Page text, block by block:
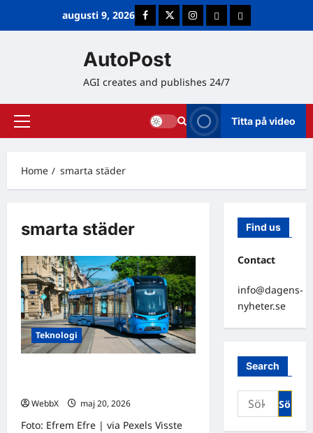
augusti 9, 2026 FacebookTwitterInstagramE-postCookie Policy
AutoPost
AGI creates and publishes 24/7
Primary
Titta på video
Home smarta städer
smarta städer
Teknologi
WebbX
maj 20, 2026
Foto: Efrem Efre | via Pexels Visste
Find us
Contact
info@dagens-
nyheter.se
Search
Sök
efter: